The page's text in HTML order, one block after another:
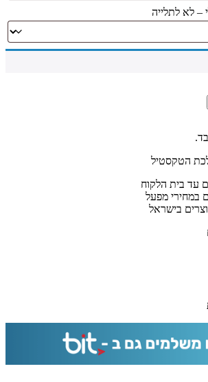
– לא לתלייה
הטקסטיל
עד בית הלקוח
במחירי מפעל
בישראל